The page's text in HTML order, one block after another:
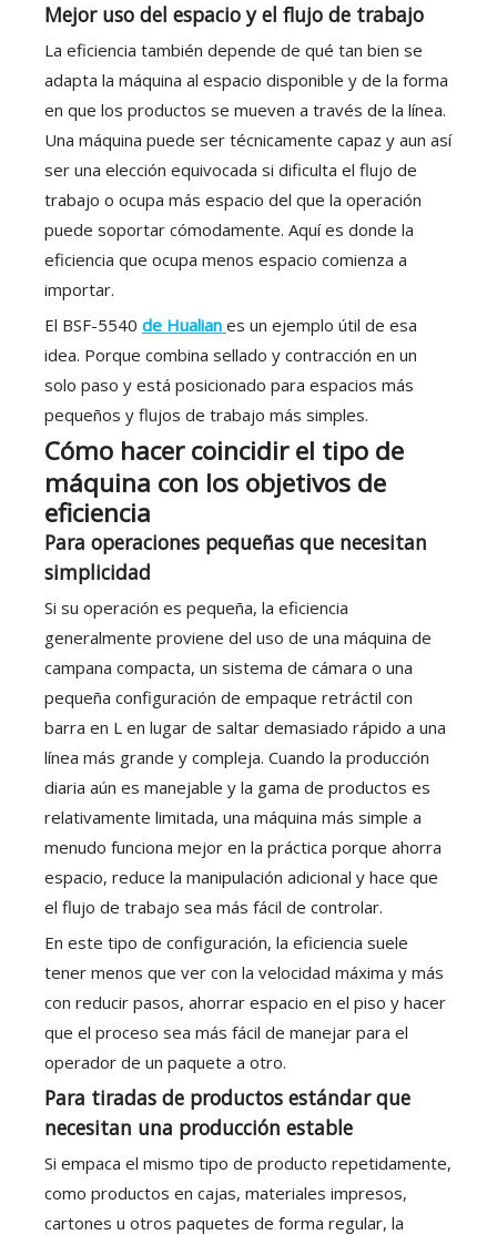
Mejor uso del espacio y el flujo de trabajo
La eficiencia también depende de qué tan bien se
adapta la máquina al espacio disponible y de la forma
en que los productos se mueven a través de la línea.
Una máquina puede ser técnicamente capaz y aun así
ser una elección equivocada si dificulta el flujo de
trabajo o ocupa más espacio del que la operación
puede soportar cómodamente. Aquí es donde la
eficiencia que ocupa menos espacio comienza a
importar.
El BSF-5540 de Hualian es un ejemplo útil de esa
idea. Porque combina sellado y contracción en un
solo paso y está posicionado para espacios más
pequeños y flujos de trabajo más simples.
Cómo hacer coincidir el tipo de
máquina con los objetivos de
eficiencia
Para operaciones pequeñas que necesitan
simplicidad
Si su operación es pequeña, la eficiencia
generalmente proviene del uso de una máquina de
campana compacta, un sistema de cámara o una
pequeña configuración de empaque retráctil con
barra en L en lugar de saltar demasiado rápido a una
línea más grande y compleja. Cuando la producción
diaria aún es manejable y la gama de productos es
relativamente limitada, una máquina más simple a
menudo funciona mejor en la práctica porque ahorra
espacio, reduce la manipulación adicional y hace que
el flujo de trabajo sea más fácil de controlar.
En este tipo de configuración, la eficiencia suele
tener menos que ver con la velocidad máxima y más
con reducir pasos, ahorrar espacio en el piso y hacer
que el proceso sea más fácil de manejar para el
operador de un paquete a otro.
Para tiradas de productos estándar que
necesitan una producción estable
Si empaca el mismo tipo de producto repetidamente,
como productos en cajas, materiales impresos,
cartones u otros paquetes de forma regular, la